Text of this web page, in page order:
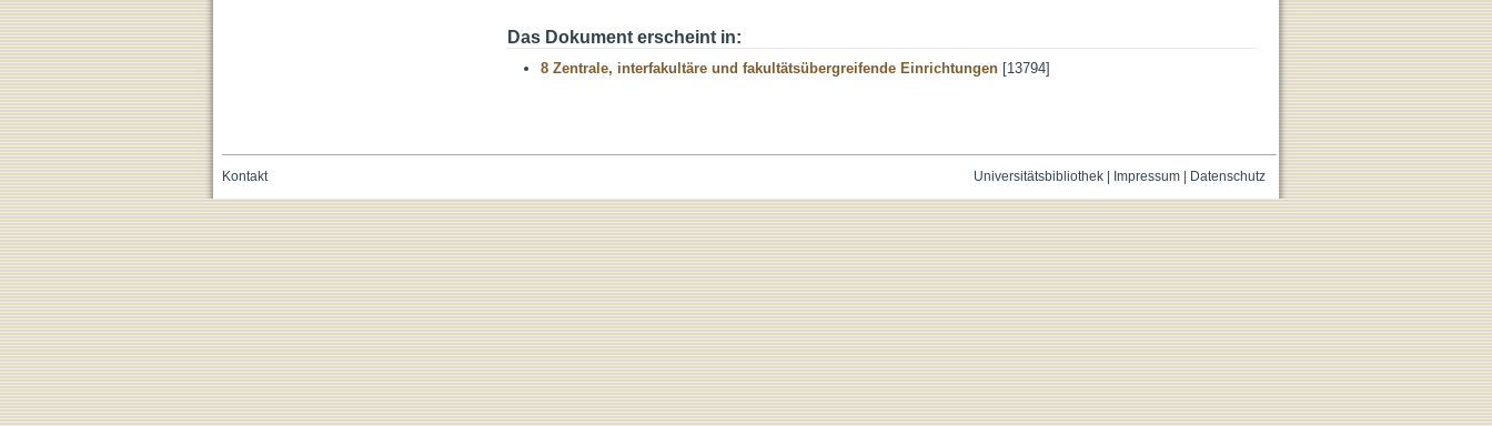
Das Dokument erscheint in:
8 Zentrale, interfakultäre und fakultätsübergreifende Einrichtungen [13794]
Universitätsbibliothek| Impressum| Datenschutz
Kontakt